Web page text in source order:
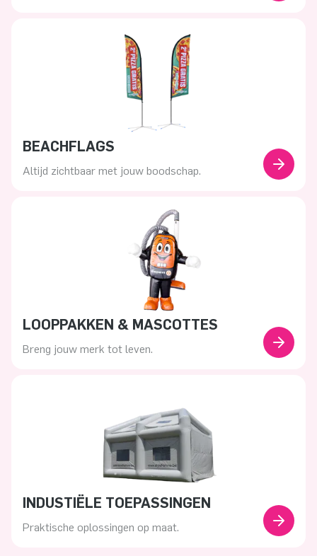
BEACHFLAGS
Altijd zichtbaar met jouw boodschap.
LOOPPAKKEN & MASCOTTES
Breng jouw merk tot leven.
INDUSTIËLE TOEPASSINGEN
Praktische oplossingen op maat.